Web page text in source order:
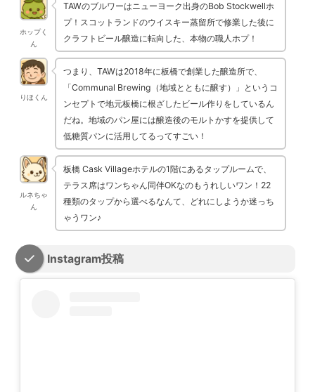
ホップく
ん
TAWのブルワーはニューヨーク出身のBob Stockwellホ
プ！スコットランドのウイスキー蒸留所で修業した後に
クラフトビール醸造に転向した、本物の職人ホプ！
りほくん
つまり、TAWは2018年に板橋で創業した醸造所で、
「Communal Brewing（地域とともに醸す）」というコ
ンセプトで地元板橋に根ざしたビール作りをしているん
だね。地域のパン屋には醸造後のモルトかすを提供して
低糖質パンに活用してるってすごい！
ルネちゃ
ん
板橋 Cask Villageホテルの1階にあるタップルームで、
テラス席はワンちゃん同伴OKなのもうれしいワン！22
種類のタップから選べるなんて、どれにしようか迷っち
ゃうワン♪
Instagram投稿